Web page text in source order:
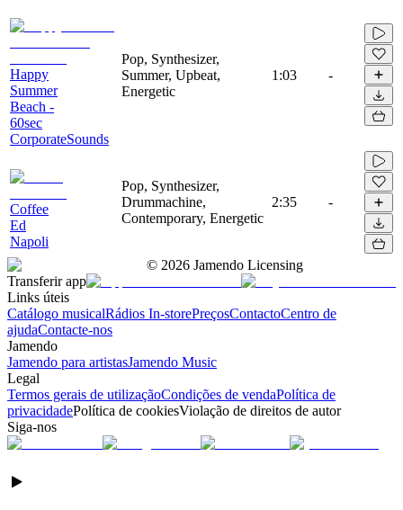
Happy
Summer
Beach -
60sec
CorporateSounds
Pop, Synthesizer,
Summer, Upbeat,
Energetic
1:03 -
Coffee
Ed
Napoli
Pop, Synthesizer,
Drummachine,
Contemporary, Energetic
2:35 -
© 2026 Jamendo Licensing
Transferir app
Links úteis
Catálogo musicalRádios In-storePreçosContactoCentro de
ajudaContacte-nos
Jamendo
Jamendo para artistasJamendo Music
Legal
Termos gerais de utilizaçãoCondições de vendaPolítica de
privacidadePolítica de cookiesViolação de direitos de autor
Siga-nos